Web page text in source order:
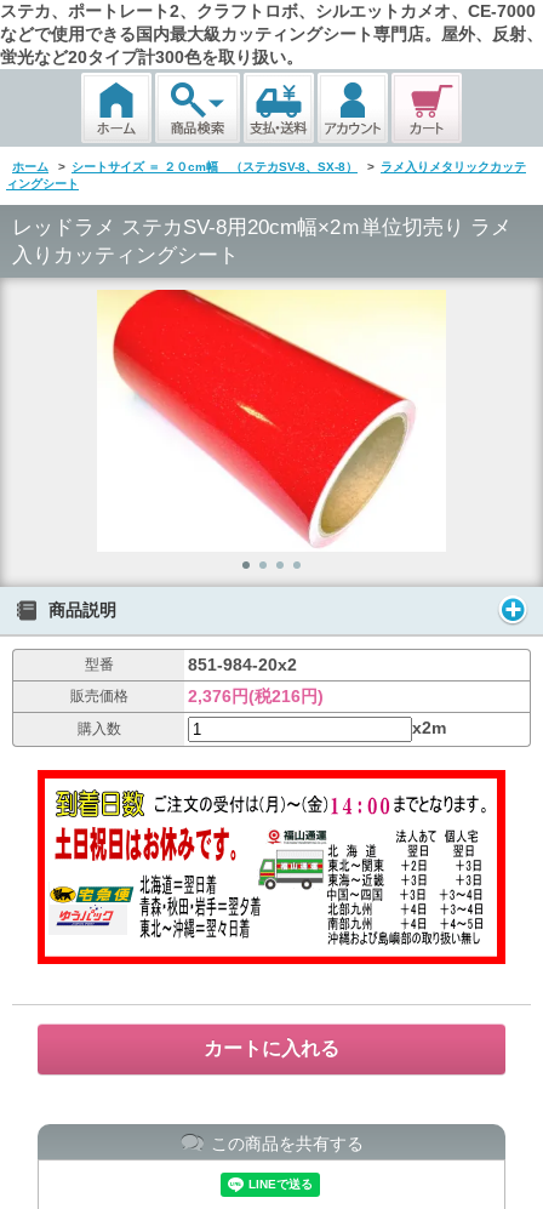
ステカ、ポートレート2、クラフトロボ、シルエットカメオ、CE-7000
などで使用できる国内最大級カッティングシート専門店。屋外、反射、
蛍光など20タイプ計300色を取り扱い。
ホーム > シートサイズ ＝ ２０cm幅 （ステカSV-8、SX-8） > ラメ入りメタリックカッテ
ィングシート
レッドラメ ステカSV-8用20cm幅×2ｍ単位切売り ラメ
入りカッティングシート
商品説明
型番 851-984-20x2
販売価格 2,376円(税216円)
購入数 x2m
この商品を共有する